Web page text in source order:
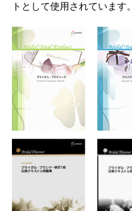
トとして使用されています。